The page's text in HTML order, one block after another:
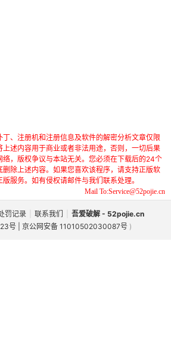
、注册机和注册信息及软件的解密分析文章仅限
述内容用于商业或者非法用途，否则，一切后果
，版权争议与本站无关。您必须在下载后的24个
除上述内容。如果您喜欢该程序，请支持正版软
服务。如有侵权请邮件与我们联系处理。
Mail To:Service@52pojie.cn
罚记录 联系我们
吾爱破解 - 52pojie.cn
号 | 京公网安备 11010502030087号 )